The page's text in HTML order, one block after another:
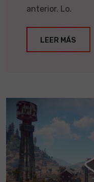
anterior. Lo.
LEER MÁS